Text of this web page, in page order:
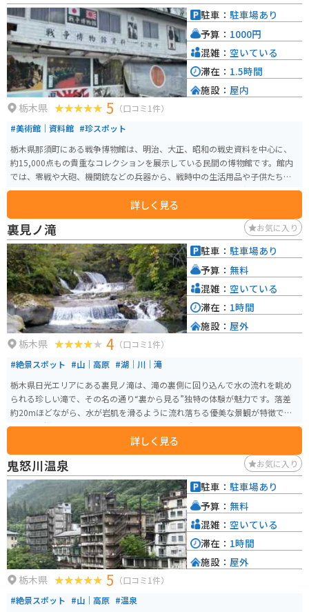
す。近くに市営の駐車場を完備しています。
栃木県 5 （口コミ1件）
#美術館｜資料館 #珍スポット
栃木県那須町にある戦争博物館は、明治、大正、昭和の戦史資料を中心に、
約15,000点もの貴重なコレクションを展示している民間の博物館です。館内
では、零戦や大砲、機関銃などの兵器から、戦時中の生活用品や子供たちの
学用品まで、戦争に関する様々な資料が見られます。特に、昭和天皇の御書
や吉田松陰の遺墨など、歴史的価値の高い展示物が揃っています。資料館の館
長さんも実際に戦争に行かれていた方で、映画永遠の0の台本をお手伝いされ
ていました。
詳しく見る
駐車： 駐車場あり
予算： 1000円
混雑： 空いている
滞在： 1.5時間
施設： 屋内
裏見ノ滝 お気に入り
栃木県 4 （口コミ1件）
#絶景スポット #山｜高原 #湖｜川｜滝
栃木県日光エリアにある裏見ノ滝は、滝の裏側に回り込んで水の流れを眺め
られる珍しい滝で、その名の通り“裏から見る”独特の体験が魅力です。落差
約20mほどながら、水が岩肌を滑るように流れ落ちる優美な景観が特徴で、
かつては松尾芭蕉も訪れたとされる風情ある場所です。 周辺は木々に囲ま
れ、特に新緑や紅葉の季節は美しく、比較的静かに自然を楽しめます。駐車
場からは遊歩道を歩いてアクセスでき、足元は滑りやすいため歩きやすい靴
がおすすめです。バイクの場合は日光のワインディングを楽しみながら立ち
寄れる立地で、ツーリング途中の休憩スポットとしても最適です。
詳しく見る
駐車： 駐車場あり
予算： 無料
混雑： 空いている
滞在： 1時間
施設： 屋外
鬼怒川温泉 お気に入り
栃木県 5 （口コミ1件）
#絶景スポット #山｜高原 #温泉
駐車： 駐車場あり
予算： 無料
混雑： 空いている
滞在： 1時間
施設： 屋外